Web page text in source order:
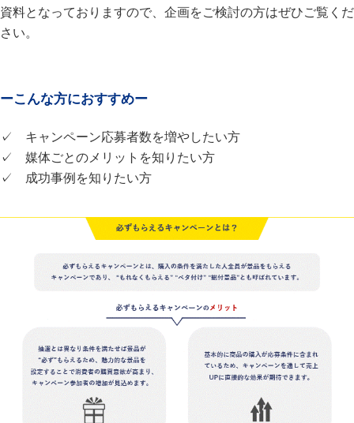
資料となっておりますので、企画をご検討の方はぜひご覧くだ
さい。
ーこんな方におすすめー
✓ キャンペーン応募者数を増やしたい方
✓ 媒体ごとのメリットを知りたい方
✓ 成功事例を知りたい方